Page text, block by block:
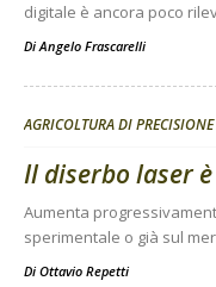
digitale è ancora poco
DiAngelo Frascarelli
AGRICOLTURA DI PRECISIONE
Il diserbo laser
Aumenta
sperimentale o già sul
Di Ottavio Repetti